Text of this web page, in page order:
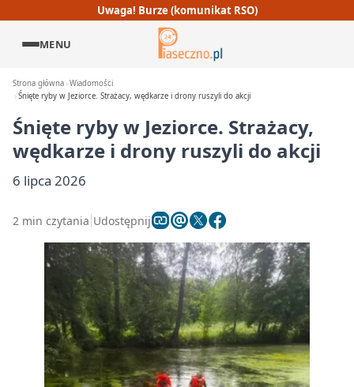
Uwaga! Burze (komunikat RSO)
MENU
Strona główna Wiadomości
Śnięte ryby w Jeziorce. Strażacy, wędkarze i drony ruszyli do akcji
Śnięte ryby w Jeziorce. Strażacy,
wędkarze i drony ruszyli do akcji
6 lipca 2026
2 min czytania Udostępnij